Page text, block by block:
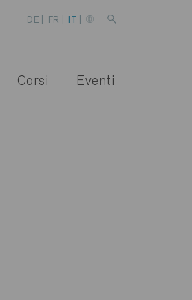
DE FR IT
Corsi Eventi